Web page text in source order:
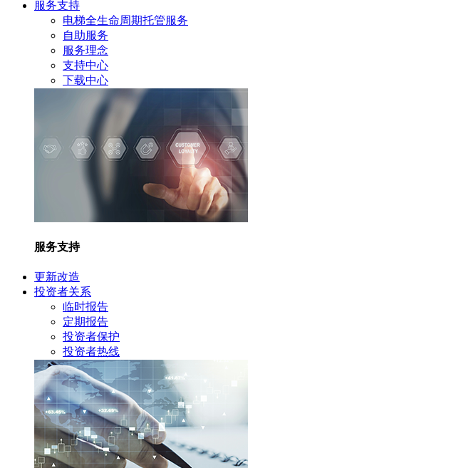
服务支持
电梯全生命周期托管服务
自助服务
服务理念
支持中心
下载中心
服务支持
更新改造
投资者关系
临时报告
定期报告
投资者保护
投资者热线